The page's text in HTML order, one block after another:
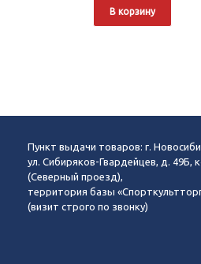
В корзину
Пункт выдачи товаров: г.
ул. Сибиряков-Гвардейцев, д. 49Б,
(Северный проезд),
территория базы
(визит строго по звонку)